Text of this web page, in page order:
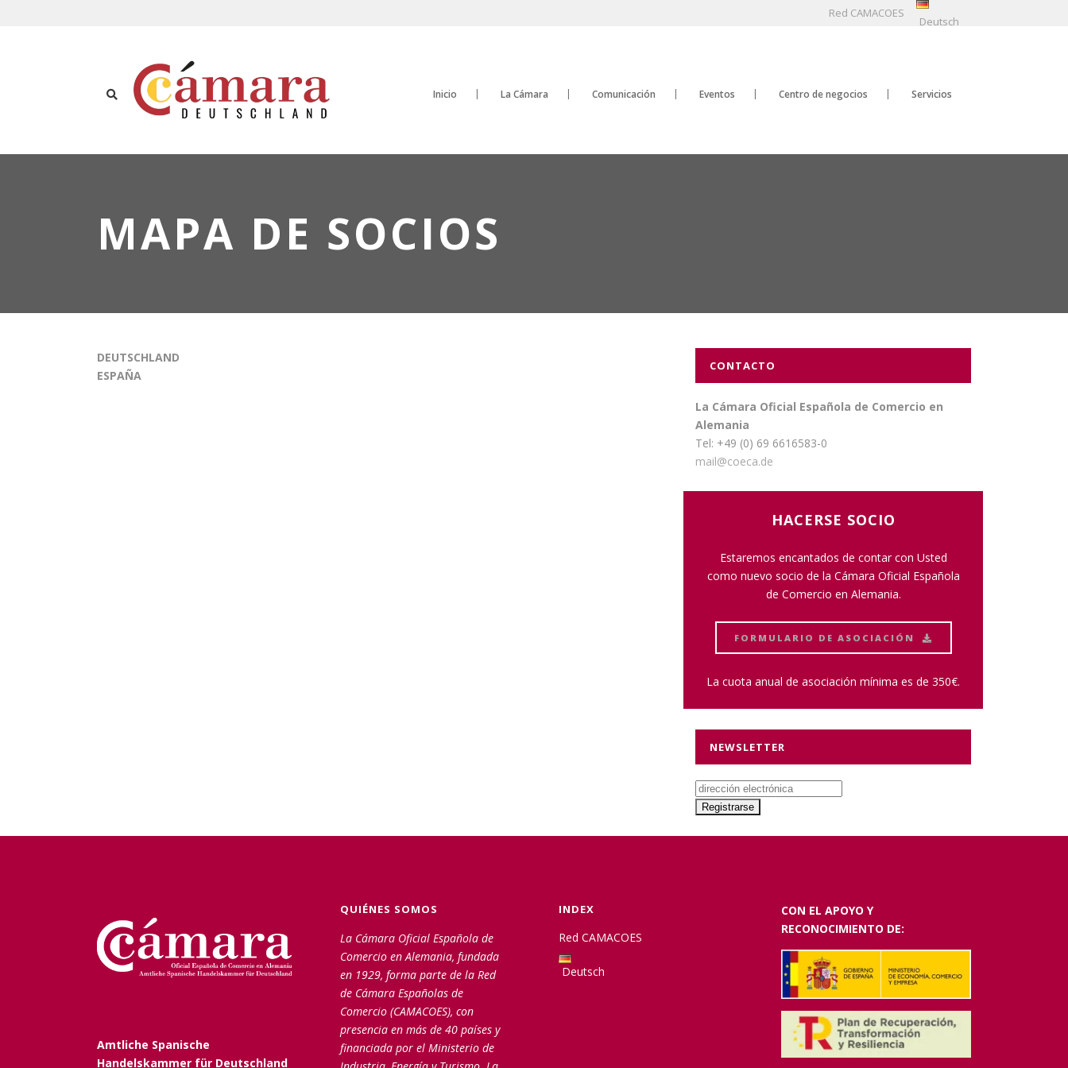
Red CAMACOES
Deutsch
Inicio La Cámara Comunicación Eventos Centro de negocios Servicios
MAPA DE SOCIOS
DEUTSCHLAND
ESPAÑA
CONTACTO
La Cámara Oficial Española de Comercio en
Alemania
Tel: +49 (0) 69 6616583-0
mail@coeca.de
HACERSE SOCIO
Estaremos encantados de contar con Usted
como nuevo socio de la Cámara Oficial Española
de Comercio en Alemania.
FORMULARIO DE ASOCIACIÓN
La cuota anual de asociación mínima es de 350€.
NEWSLETTER
Amtliche Spanische
Handelskammer für Deutschland
QUIÉNES SOMOS
La Cámara Oficial Española de
Comercio en Alemania, fundada
en 1929, forma parte de la Red
de Cámara Españolas de
Comercio (CAMACOES), con
presencia en más de 40 países y
financiada por el Ministerio de
INDEX
Red CAMACOES
Deutsch
CON EL APOYO Y
RECONOCIMIENTO DE: